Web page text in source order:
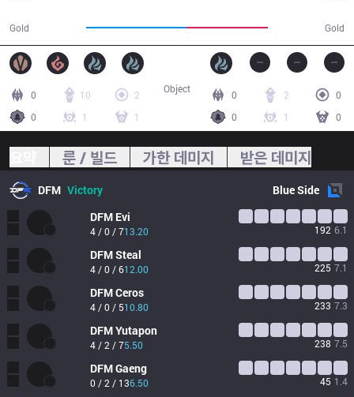
Gold Gold
0 10
2
0
1 1
0 2
0
0
1 0
Object
룬 / 빌드 가한 데미지 받은 데미지
DFM Victory BlueSide
DFM Evi
4 / 0 / 713.20 192 6.1
DFMSteal
4 / 0 / 612.00 225 7.1
DFMCeros
4 / 0 / 510.80 233 7.3
DFMYutapon
4 / 2 / 75.50 238 7.5
DFMGaeng
0 / 2 / 136.50 45 1.4